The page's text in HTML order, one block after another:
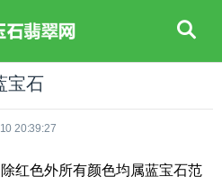
宝石
20:39:27
红色外所有颜色均属蓝宝石范